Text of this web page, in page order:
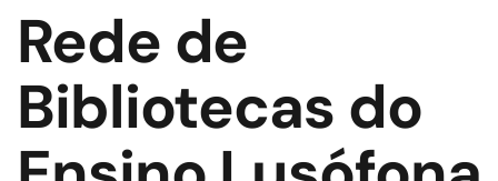
Rede de
Bibliotecas do